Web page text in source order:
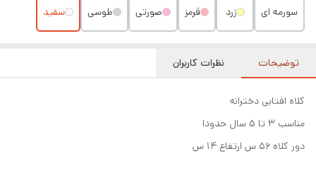
سورمه ای زرد قرمز صورتی طوسی سفید
توضیحات نظرات کاربران
کلاه افتابی دخترانه
مناسب ۳ تا ۵ سال حدودا
دور کلاه ۵۶ س ارتفاع ۱۴ س